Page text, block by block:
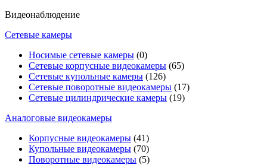
Видеонаблюдение
Сетевые камеры
Носимые сетевые камеры (0)
Сетевые корпусные видеокамеры (65)
Сетевые купольные камеры (126)
Сетевые поворотные видеокамеры (17)
Сетевые цилиндрические камеры (19)
Аналоговые видеокамеры
Корпусные видеокамеры (41)
Купольные видеокамеры (70)
Поворотные видеокамеры (5)